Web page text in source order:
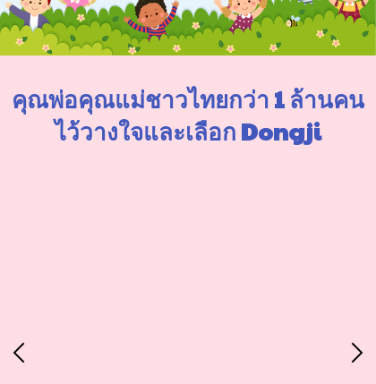
คุณพ่อคุณแม่ชาวไทยกว่า 1 ล้านคน
ไว้วางใจและเลือก Dongji